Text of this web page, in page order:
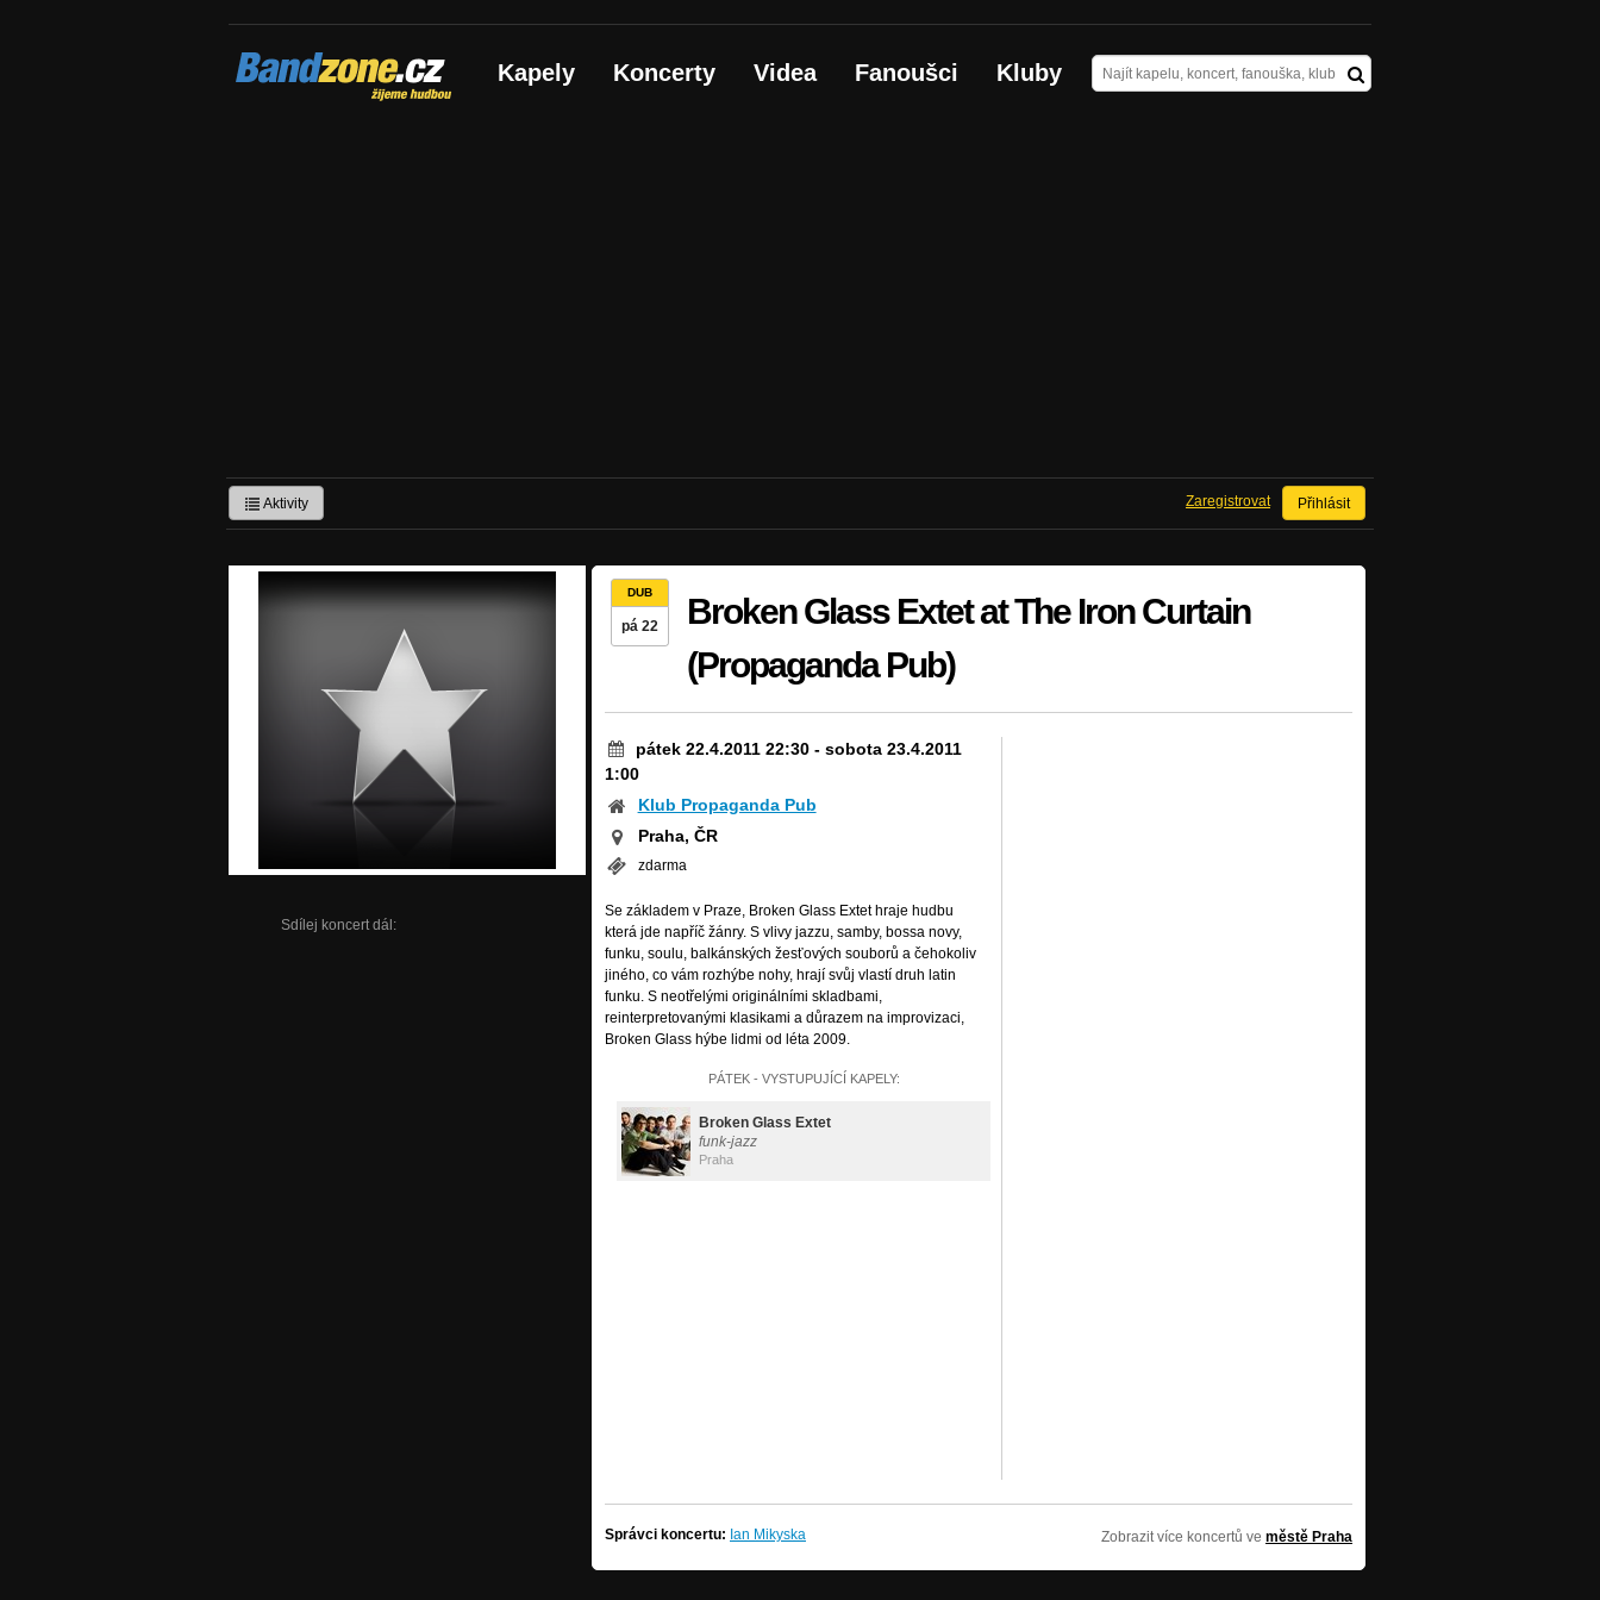
Bandzone.cz
žijeme hudbou Kapely Koncerty Videa Fanoušci Kluby
Aktivity Přihlásit
Zaregistrovat
Sdílej koncert dál:
DUB
pá 22
Broken Glass Extet at The Iron Curtain
(Propaganda Pub)
pátek 22.4.2011 22:30 - sobota 23.4.2011
1:00
Klub Propaganda Pub
Praha, ČR
zdarma
Se základem v Praze, Broken Glass Extet hraje hudbu
která jde napříč žánry. S vlivy jazzu, samby, bossa novy,
funku, soulu, balkánských žesťových souborů a čehokoliv
jiného, co vám rozhýbe nohy, hrají svůj vlastí druh latin
funku. S neotřelými originálními skladbami,
reinterpretovanými klasikami a důrazem na improvizaci,
Broken Glass hýbe lidmi od léta 2009.
PÁTEK - VYSTUPUJÍCÍ KAPELY:
Broken Glass Extet
funk-jazz
Praha
Správci koncertu: Ian Mikyska Zobrazit více koncertů ve městě Praha